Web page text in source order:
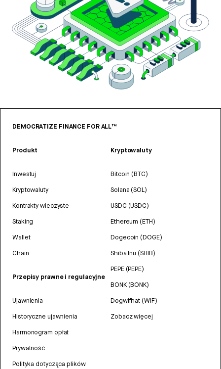
DEMOCRATIZE FINANCE FOR ALL™
Produkt
Inwestuj
Kryptowaluty
Kontrakty wieczyste
Staking
Wallet
Chain
Przepisy prawne i regulacyjne
Ujawnienia
Historyczne ujawnienia
Harmonogram opłat
Prywatność
Polityka dotycząca plików
Kryptowaluty
Bitcoin (BTC)
Solana (SOL)
USDC (USDC)
Ethereum (ETH)
Dogecoin (DOGE)
Shiba Inu (SHIB)
PEPE (PEPE)
BONK (BONK)
Dogwifhat (WIF)
Zobacz więcej